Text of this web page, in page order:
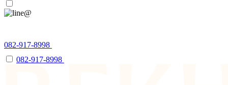
082-917-8998
082-917-8998